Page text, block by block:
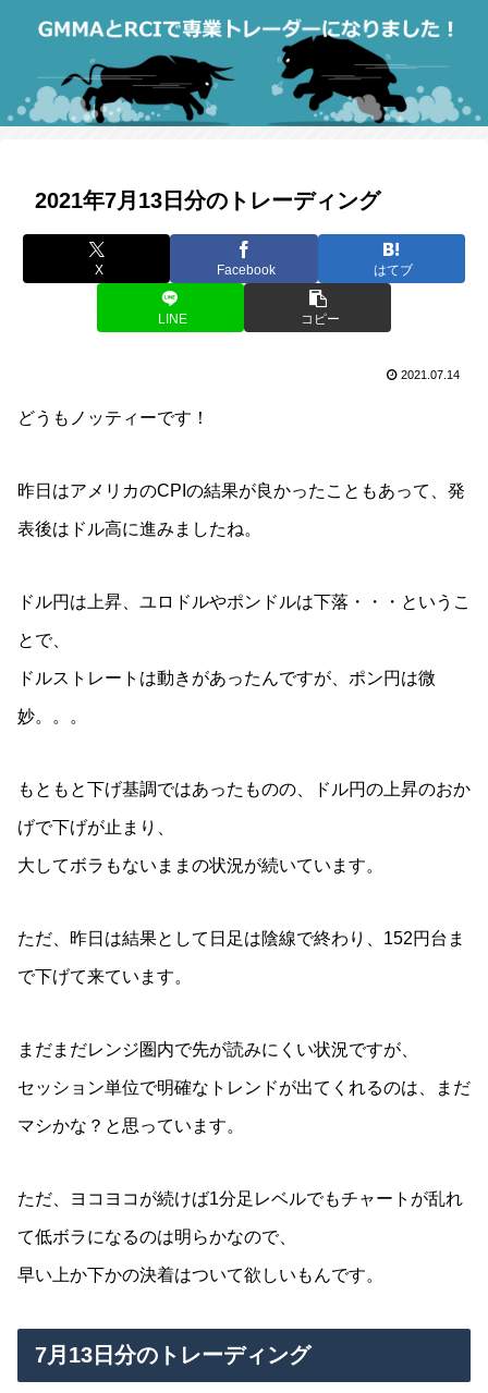
2021年7月13日分のトレーディング
X Facebook はてブ
LINE コピー
2021.07.14
どうもノッティーです！
昨日はアメリカのCPIの結果が良かったこともあって、発
表後はドル高に進みましたね。
ドル円は上昇、ユロドルやポンドルは下落・・・というこ
とで、
ドルストレートは動きがあったんですが、ポン円は微
妙。。。
もともと下げ基調ではあったものの、ドル円の上昇のおか
げで下げが止まり、
大してボラもないままの状況が続いています。
ただ、昨日は結果として日足は陰線で終わり、152円台ま
で下げて来ています。
まだまだレンジ圏内で先が読みにくい状況ですが、
セッション単位で明確なトレンドが出てくれるのは、まだ
マシかな？と思っています。
ただ、ヨコヨコが続けば1分足レベルでもチャートが乱れ
て低ボラになるのは明らかなので、
早い上か下かの決着はついて欲しいもんです。
7月13日分のトレーディング